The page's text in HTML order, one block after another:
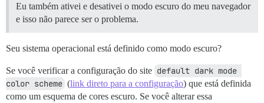
Eu também ativei e desativei o modo escuro do meu navegador
e isso não parece ser o problema.
Seu sistema operacional está definido como modo escuro?
Se você verificar a configuração do site default dark mode
color scheme (link direto para a configuração) que está definida
como um esquema de cores escuro. Se você alterar essa